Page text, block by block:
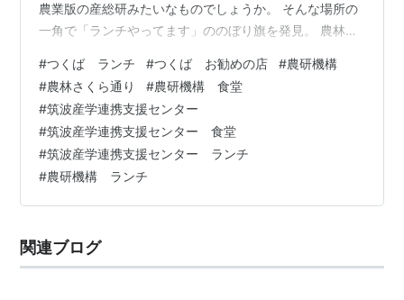
農業版の産総研みたいなものでしょうか。 そんな場所の
一角で「ランチやってます」ののぼり旗を発見。 農林さ
農林水産省「農林水産技術会議事務局 筑波産学連携支援
センター」内に食堂がある様です。 食堂は本館の建物の1
階にありました。 正面玄関を入って左奥が食堂。入口に
守衛さんいますが気にしないで入ってください。 メニュ
ーは日替わりの様ですね。今週と来週のメニューが貼っ
てありました。 2種類の定食、…
#つくば ランチ #つくば お勧めの店 #農研機構
#農林さくら通り #農研機構 食堂
#筑波産学連携支援センター
#筑波産学連携支援センター 食堂
#筑波産学連携支援センター ランチ
#農研機構 ランチ
関連ブログ